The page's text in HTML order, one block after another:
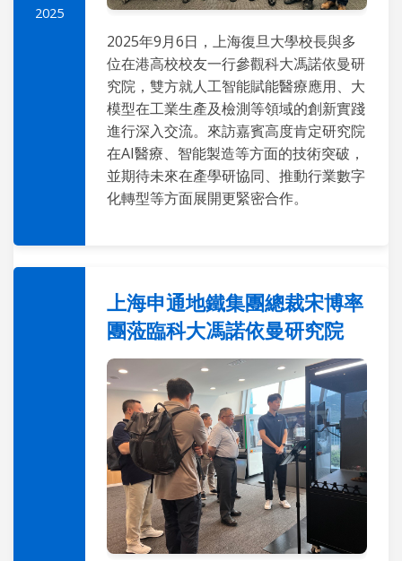
2025
2025年9月6日，上海復旦大學校長與多
位在港高校校友一行參觀科大馮諾依曼研
究院，雙方就人工智能賦能醫療應用、大
模型在工業生產及檢測等領域的創新實踐
進行深入交流。來訪嘉賓高度肯定研究院
在AI醫療、智能製造等方面的技術突破，
並期待未來在產學研協同、推動行業數字
化轉型等方面展開更緊密合作。
上海申通地鐵集團總裁宋博率
團蒞臨科大馮諾依曼研究院